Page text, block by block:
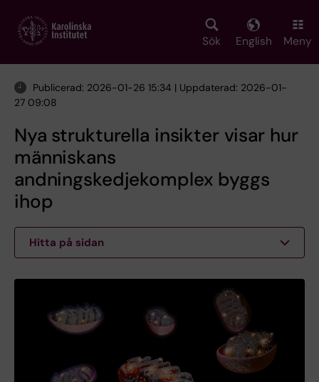
main
Sök English Meny
Publicerad: 2026-01-26 15:34 | Uppdaterad: 2026-01-
27 09:08
Nya strukturella insikter visar hur
människans
andningskedjekomplex byggs
ihop
Hitta på sidan